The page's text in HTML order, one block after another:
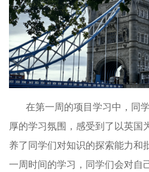
在第一周的项目学习中，同
厚的学习氛围，感受到了以英国
养了同学们对知识的探索能力和
一周时间的学习，同学们会对自